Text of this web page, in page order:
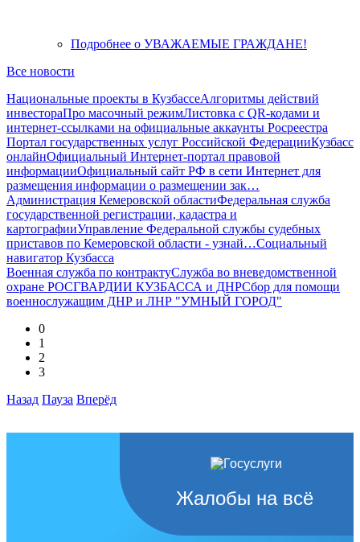
Подробнее о УВАЖАЕМЫЕ ГРАЖДАНЕ!
Все новости
Национальные проекты в КузбассеАлгоритмы действий
инвестораПро масочный режимЛистовка с QR-кодами и
интернет-ссылками на официальные аккаунты Росреестра
Портал государственных услуг Российской ФедерацииКузбасс
онлайнОфициальный Интернет-портал правовой
информацииОфициальный сайт РФ в сети Интернет для
размещения информации о размещении зак…
Администрация Кемеровской областиФедеральная служба
государственной регистрации, кадастра и
картографииУправление Федеральной службы судебных
приставов по Кемеровской области - узнай…Социальный
навигатор Кузбасса
Военная служба по контрактуСлужба во вневедомственной
охране РОСГВАРДИИ КУЗБАССА и ДНРСбор для помощи
военнослужащим ДНР и ЛНР "УМНЫЙ ГОРОД"
0
1
2
3
Назад Пауза Вперёд
Жалобы на всё